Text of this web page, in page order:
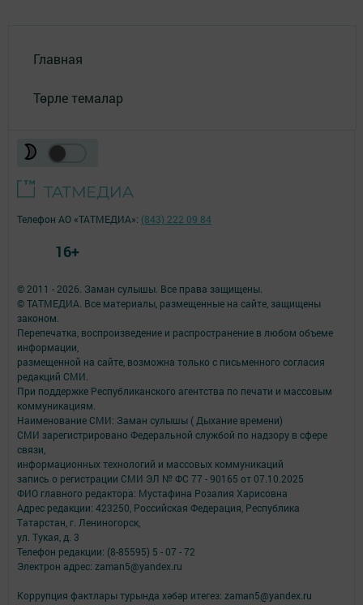
Главная
Төрле темалар
© 2011 - 2026. Заман сулышы. Все права защищены.
© ТАТМЕДИА. Все материалы, размещенные на сайте, защищены
законом.
Перепечатка, воспроизведение и распространение в любом объеме
информации,
размещенной на сайте, возможна только с письменного согласия
редакций СМИ.
При поддержке Республиканского агентства по печати и массовым
коммуникациям.
Наименование СМИ: Заман сулышы ( Дыхание времени)
СМИ зарегистрировано Федеральной службой по надзору в сфере
связи,
информационных технологий и массовых коммуникаций
запись о регистрации СМИ ЭЛ № ФС 77 - 90165 от 07.10.2025
ФИО главного редактора: Мустафина Розалия Харисовна
Адрес редакции: 423250, Российская Федерация, Республика
Татарстан, г. Лениногорск,
ул. Тукая, д. 3
Телефон редакции: (8-85595) 5 - 07 - 72
Электрон адрес: zaman5@yandex.ru
Коррупция фактлары турында хәбәр итегез: zaman5@yandex.ru
Телефон АО «ТАТМЕДИА»: (843) 222 09 84
16+